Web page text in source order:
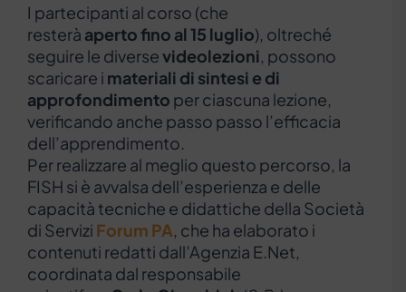
I partecipanti al corso (che
resterà apertofino al 15 luglio), oltreché
seguire le diversevideolezioni , possono
scaricare i materiali di sintesi e di
approfondimento per ciascuna lezione,
verificando anche passo passo l’efficacia
dell’apprendimento.
Per realizzare al meglio questo percorso, la
FISH si è avvalsa dell’esperienza e delle
capacità tecniche e didattiche della Società
di Servizi Forum PA , che ha elaborato i
contenuti redatti dall’Agenzia E.Net,
coordinata dal responsabile